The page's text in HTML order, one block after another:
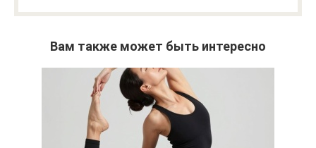
Вам также может быть интересно